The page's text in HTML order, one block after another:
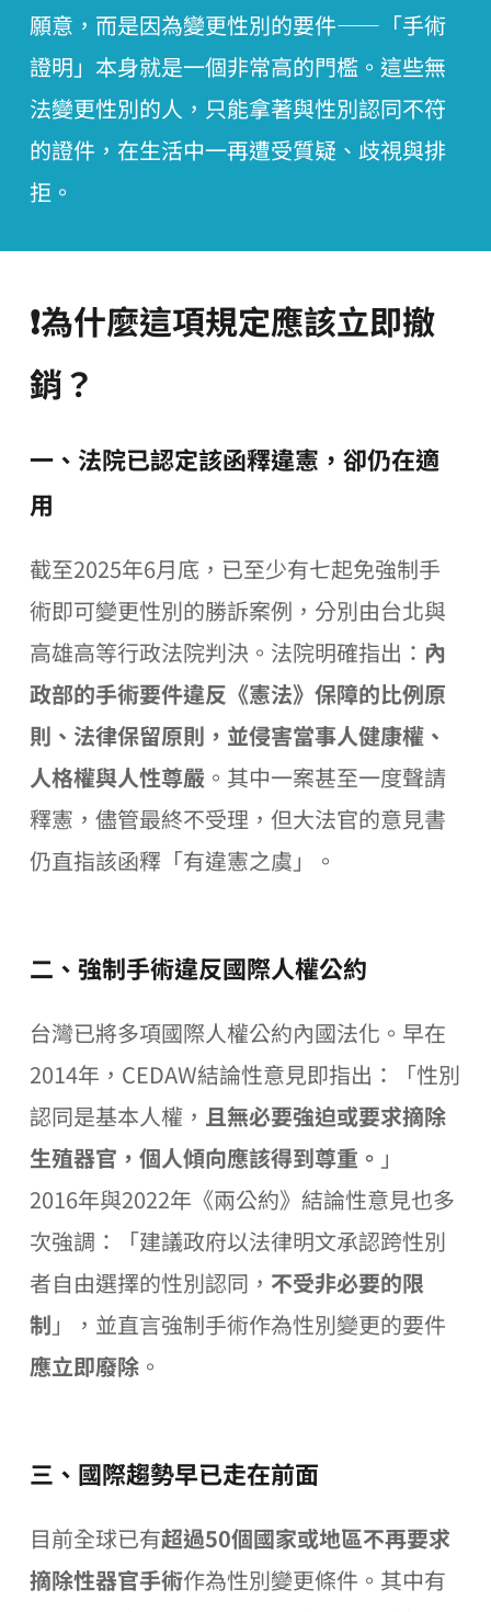
願意，而是因為變更性別的要件——「手術
證明」本身就是一個非常高的門檻。這些無
法變更性別的人，只能拿著與性別認同不符
的證件，在生活中一再遭受質疑、歧視與排
拒。
❗為什麼這項規定應該立即撤
銷？
一、法院已認定該函釋違憲，卻仍在適
用
截至2025年6月底，已至少有七起免強制手
術即可變更性別的勝訴案例，分別由台北與
高雄高等行政法院判決。法院明確指出： 內
政部的手術要件違反《憲法》保障的比例原
則、法律保留原則，並侵害當事人健康權、
人格權與人性尊嚴 。其中一案甚至一度聲請
釋憲，儘管最終不受理，但大法官的意見書
仍直指該函釋「有違憲之虞」。
二、強制手術違反國際人權公約
台灣已將多項國際人權公約內國法化。早在
2014年，CEDAW結論性意見即指出：「性別
認同是基本人權， 且無必要強迫或要求摘除
生殖器官，個人傾向應該得到尊重。 」
2016年與2022年《兩公約》結論性意見也多
次強調：「建議政府以法律明文承認跨性別
者自由選擇的性別認同， 不受非必要的限
制 」，並直言強制手術作為性別變更的要件
應立即廢除。
三、國際趨勢早已走在前面
目前全球已有超過50個國家或地區不再要求
摘除性器官手術作為性別變更條件。其中有